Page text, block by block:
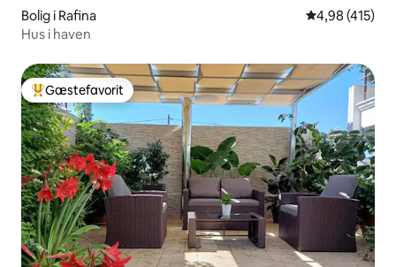
Bolig i Rafina 4,98 ud af 5 i
4,98 (415)
Hus i haven
Bedste gæstefavorit
Gæstefavorit